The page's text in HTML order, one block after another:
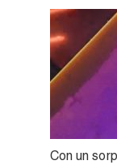
Con un